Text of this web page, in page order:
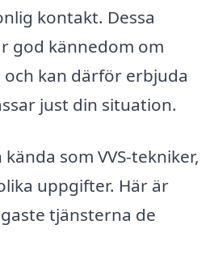
kontakt. Dessa
god kännedom om
kan därför erbjuda
just din situation.
som VVS-tekniker,
uppgifter. Här är
tjänsterna de